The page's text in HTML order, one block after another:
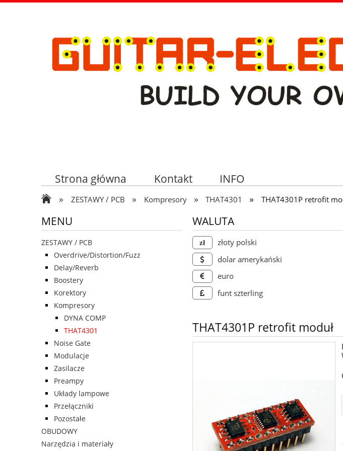
Strona główna Kontakt INFO
» ZESTAWY / PCB » Kompresory » THAT4301 » THAT4301P retrofit
MENU
ZESTAWY / PCB
Overdrive/Distortion/Fuzz
Delay/Reverb
Boostery
Korektory
Kompresory
DYNA COMP
THAT4301
Noise Gate
Modulacje
Zasilacze
Preampy
Układy lampowe
Przełączniki
Pozostałe
OBUDOWY
Narzędzia i materiały
WALUTA
złoty polski
dolar amerykański
euro
funt szterling
THAT4301P retrofit moduł